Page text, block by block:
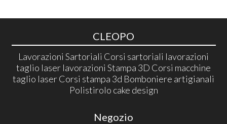
CLEOPO
Lavorazioni Sartoriali Corsi sartoriali lavorazioni
taglio laser lavorazioni Stampa 3D Corsi macchine
taglio laser Corsi stampa 3d Bomboniere artigianali
Polistirolo cake design
Negozio